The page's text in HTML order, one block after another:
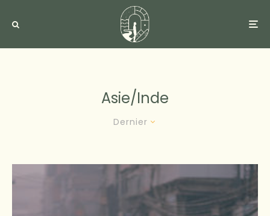
Asie/inde
Dernier